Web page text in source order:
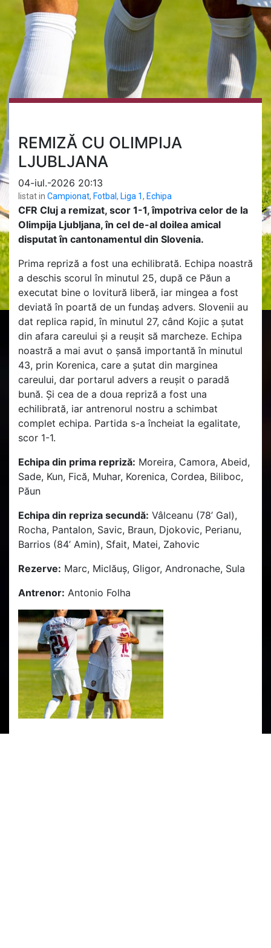
REMIZĂ CU OLIMPIJA
LJUBLJANA
04-iul.-2026 20:13
listat in Campionat, Fotbal , Liga 1, Echipa
CFR Cluj a remizat, scor 1-1, împotriva celor de la
Olimpija Ljubljana, în cel de-al doilea amical
disputat în cantonamentul din Slovenia.
Prima repriză a fost una echilibrată. Echipa noastră
a deschis scorul în minutul 25, după ce Păun a
executat bine o lovitură liberă, iar mingea a fost
deviată în poartă de un fundaș advers. Slovenii au
dat replica rapid, în minutul 27, când Kojic a șutat
din afara careului și a reușit să marcheze. Echipa
noastră a mai avut o șansă importantă în minutul
43, prin Korenica, care a șutat din marginea
careului, dar portarul advers a reușit o paradă
bună. Și cea de a doua repriză a fost una
echilibrată, iar antrenorul nostru a schimbat
complet echipa. Partida s-a încheiat la egalitate,
scor 1-1.
Echipa din prima repriză: Moreira, Camora, Abeid,
Sade, Kun, Fică, Muhar, Korenica, Cordea, Biliboc,
Păun
Echipa din repriza secundă: Vâlceanu (78’ Gal),
Rocha, Pantalon, Savic, Braun, Djokovic, Perianu,
Barrios (84’ Amin), Sfait, Matei, Zahovic
Rezerve: Marc, Miclăuș, Gligor, Andronache, Sula
Antrenor: Antonio Folha